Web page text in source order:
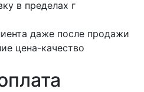
в пределах г
даже после продажи
цена-качество